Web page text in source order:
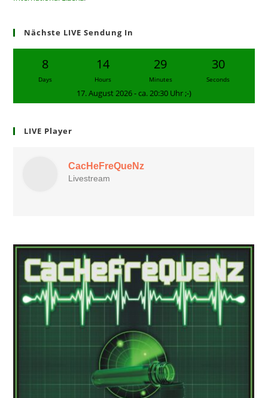
Nächste LIVE Sendung In
8
Days
14
Hours
29
Minutes
30
Seconds
17. August 2026 - ca. 20:30 Uhr ;-)
LIVE Player